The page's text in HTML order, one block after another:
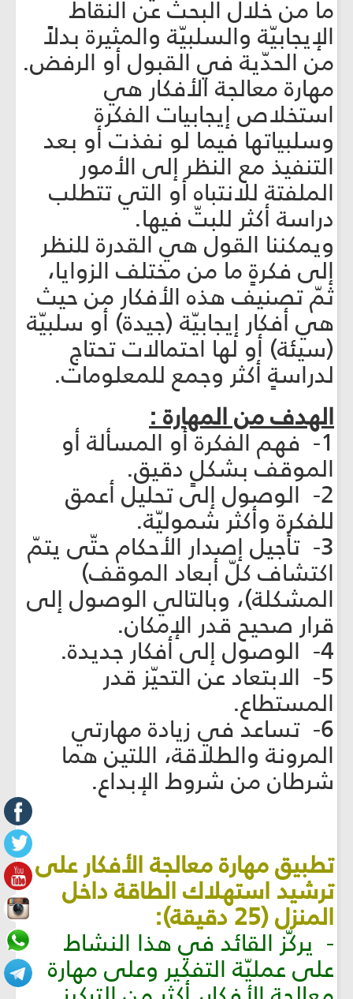
ما من خلال البحث عن النقاط
الإيجابيّة والسلبيّة والمثيرة بدلاً
من الحدّية في القبول أو الرفض.
مهارة معالجة الأفكار هي
استخلاص إيجابيات الفكرة
وسلبياتها فيما لو نفذت أو بعد
التنفيذ مع النظر إلى الأمور
الملفتة للانتباه أو التي تتطلب
دراسة أكثر للبتّ فيها.
ويمكننا القول هي القدرة للنظر
إلى فكرةٍ ما من مختلف الزوايا،
ثمّ تصنيف هذه الأفكار من حيث
هي أفكار إيجابيّة (جيدة) أو سلبيّة
(سيئة) أو لها احتمالات تحتاج
لدراسةٍ أكثر وجمع للمعلومات.
الهدف من المهارة :
1- فهم الفكرة أو المسألة أو
الموقف بشكلٍ دقيق.
2- الوصول إلى تحليل أعمق
للفكرة وأكثر شموليّة.
3- تأجيل إصدار الأحكام حتّى يتمّ
اكتشاف كلّ أبعاد الموقف)
المشكلة)، وبالتالي الوصول إلى
قرار صحيح قدر الإمكان.
4- الوصول إلى أفكار جديدة.
5- الابتعاد عن التحيّز قدر
المستطاع.
6- تساعد في زيادة مهارتي
المرونة والطلاقة، اللتين هما
شرطان من شروط الإبداع.
تطبيق مهارة معالجة الأفكار على
ترشيد استهلاك الطاقة داخل
المنزل (25 دقيقة):
- يركّز القائد في هذا النشاط
على عمليّة التفكير وعلى مهارة